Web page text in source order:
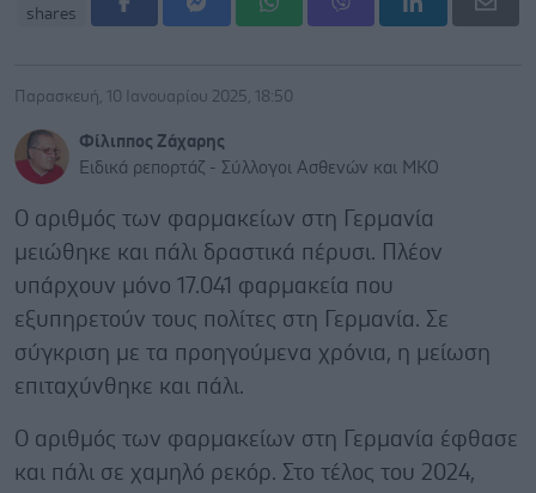
shares
Παρασκευή, 10 Ιανουαρίου 2025, 18:50
Φίλιππος Ζάχαρης
Ειδικά ρεπορτάζ - Σύλλογοι Ασθενών και ΜΚΟ
Ο αριθμός των φαρμακείων στη Γερμανία
μειώθηκε και πάλι δραστικά πέρυσι. Πλέον
υπάρχουν μόνο 17.041 φαρμακεία που
εξυπηρετούν τους πολίτες στη Γερμανία. Σε
σύγκριση με τα προηγούμενα χρόνια, η μείωση
επιταχύνθηκε και πάλι.
Ο αριθμός των φαρμακείων στη Γερμανία έφθασε
και πάλι σε χαμηλό ρεκόρ. Στο τέλος του 2024,